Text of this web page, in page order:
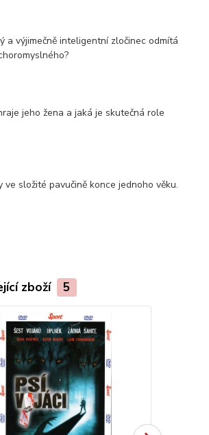
a výjimečně inteligentní zločinec odmítá
jeho žena a jaká je skutečná role
složité pavučině konce jednoho věku.
zboží 5